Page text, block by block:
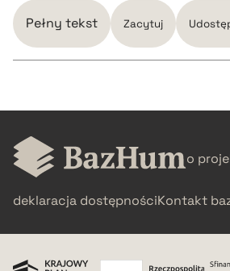
Pełny tekst Zacytuj
CZYSTY TEKST
pobierz cytat
BIBTEX
o
deklaracja dostępnościKontakt